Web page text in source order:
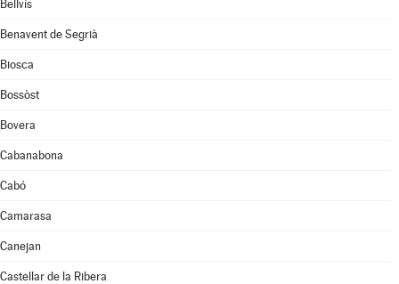
Bellvís
Benavent de Segrià
Biosca
Bossòst
Bovera
Cabanabona
Cabó
Camarasa
Canejan
Castellar de la Ribera